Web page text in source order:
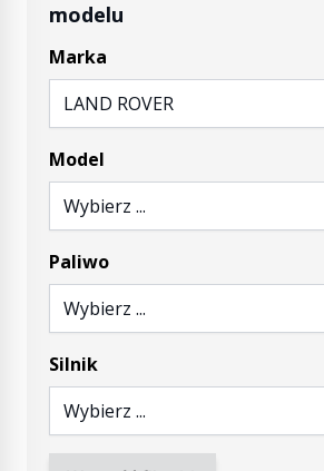
modelu
Marka
LAND ROVER
Model
Wybierz ...
Paliwo
Wybierz ...
Silnik
Wybierz ...